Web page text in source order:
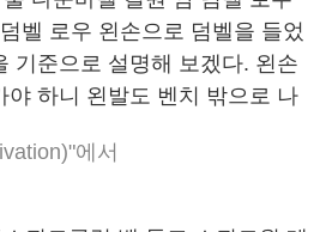
벨 로우 왼손으로 덤벨을 들었
기준으로 설명해 보겠다. 왼손
야 하니 왼발도 벤치 밖으로 나
오른손으로 벤치를 딛는다. 이
을 이룬다. 이 상태로 왼손으
에서